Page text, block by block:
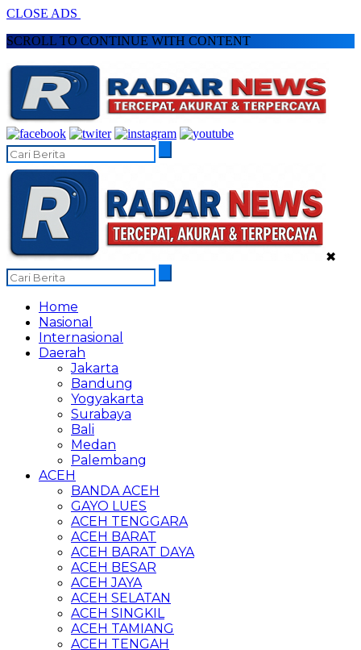
CLOSE ADS
SCROLL TO CONTINUE WITH CONTENT
✖
Home
Nasional
Internasional
Daerah
Jakarta
Bandung
Yogyakarta
Surabaya
Bali
Medan
Palembang
ACEH
BANDA ACEH
GAYO LUES
ACEH TENGGARA
ACEH BARAT
ACEH BARAT DAYA
ACEH BESAR
ACEH JAYA
ACEH SELATAN
ACEH SINGKIL
ACEH TAMIANG
ACEH TENGAH